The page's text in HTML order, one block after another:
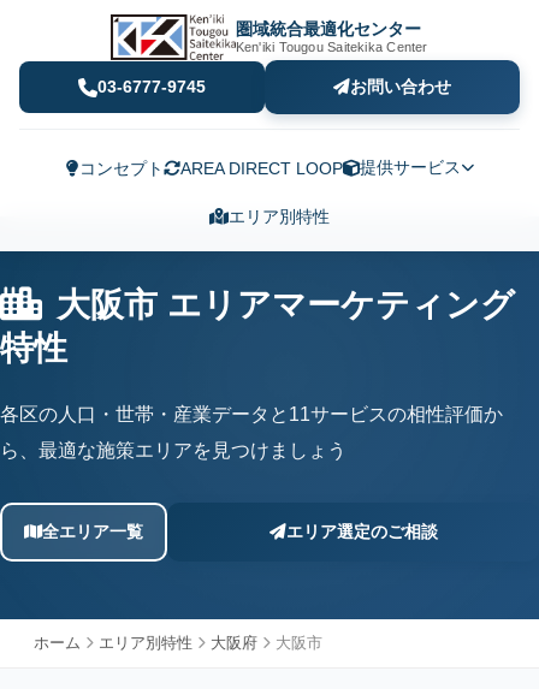
圏域統合最適化センター
Ken'iki Tougou Saitekika Center
03-6777-9745 お問い合わせ
コンセプト AREA DIRECT LOOP 提供サービス
エリア別特性
大阪市 エリアマーケティング
特性
各区の人口・世帯・産業データと11サービスの相性評価か
ら、最適な施策エリアを見つけましょう
全エリア一覧 エリア選定のご相談
ホーム エリア別特性 大阪府 大阪市